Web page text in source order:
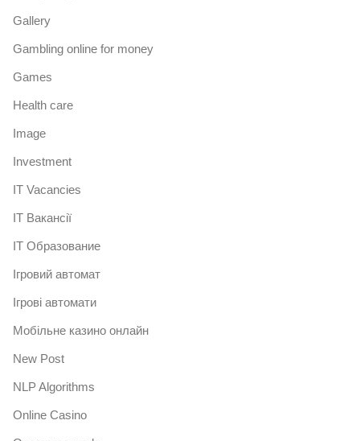
Gallery
Gambling online for money
Games
Health care
Image
Investment
IT Vacancies
IT Вакансії
IT Образование
Iгровий автомат
Iгрові автомати
Mобільне казино онлайн
New Post
NLP Algorithms
Online Casino